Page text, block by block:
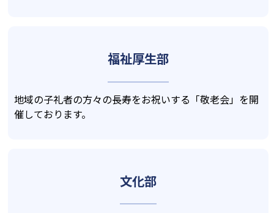
福祉厚生部
地域の子礼者の方々の長寿をお祝いする「敬老会」を開
催しております。
文化部